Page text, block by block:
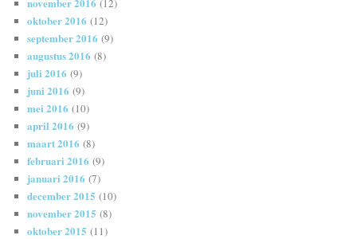
(12)
oktober 2016 (12)
september 2016 (9)
augustus 2016 (8)
juli 2016 (9)
juni 2016 (9)
mei 2016 (10)
april 2016 (9)
maart 2016 (8)
februari 2016 (9)
januari 2016 (7)
december 2015 (10)
november 2015 (8)
oktober 2015 (11)